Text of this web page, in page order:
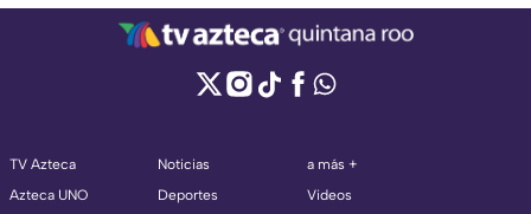
TV Azteca
Azteca UNO
Noticias
Deportes
a más +
Videos